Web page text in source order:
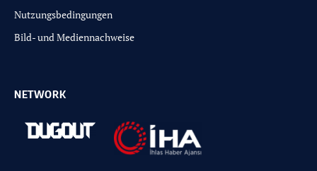
Nutzungsbedingungen
Bild- und Mediennachweise
NETWORK